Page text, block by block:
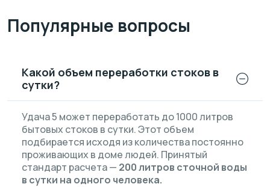
Популярные вопросы
Какой объем переработки стоков в
сутки?
Удача 5 может переработать до 1000 литров
бытовых стоков в сутки. Этот объем
подбирается исходя из количества постоянно
проживающих в доме людей. Принятый
стандарт расчета — 200 литров сточной воды
в сутки на одного человека.